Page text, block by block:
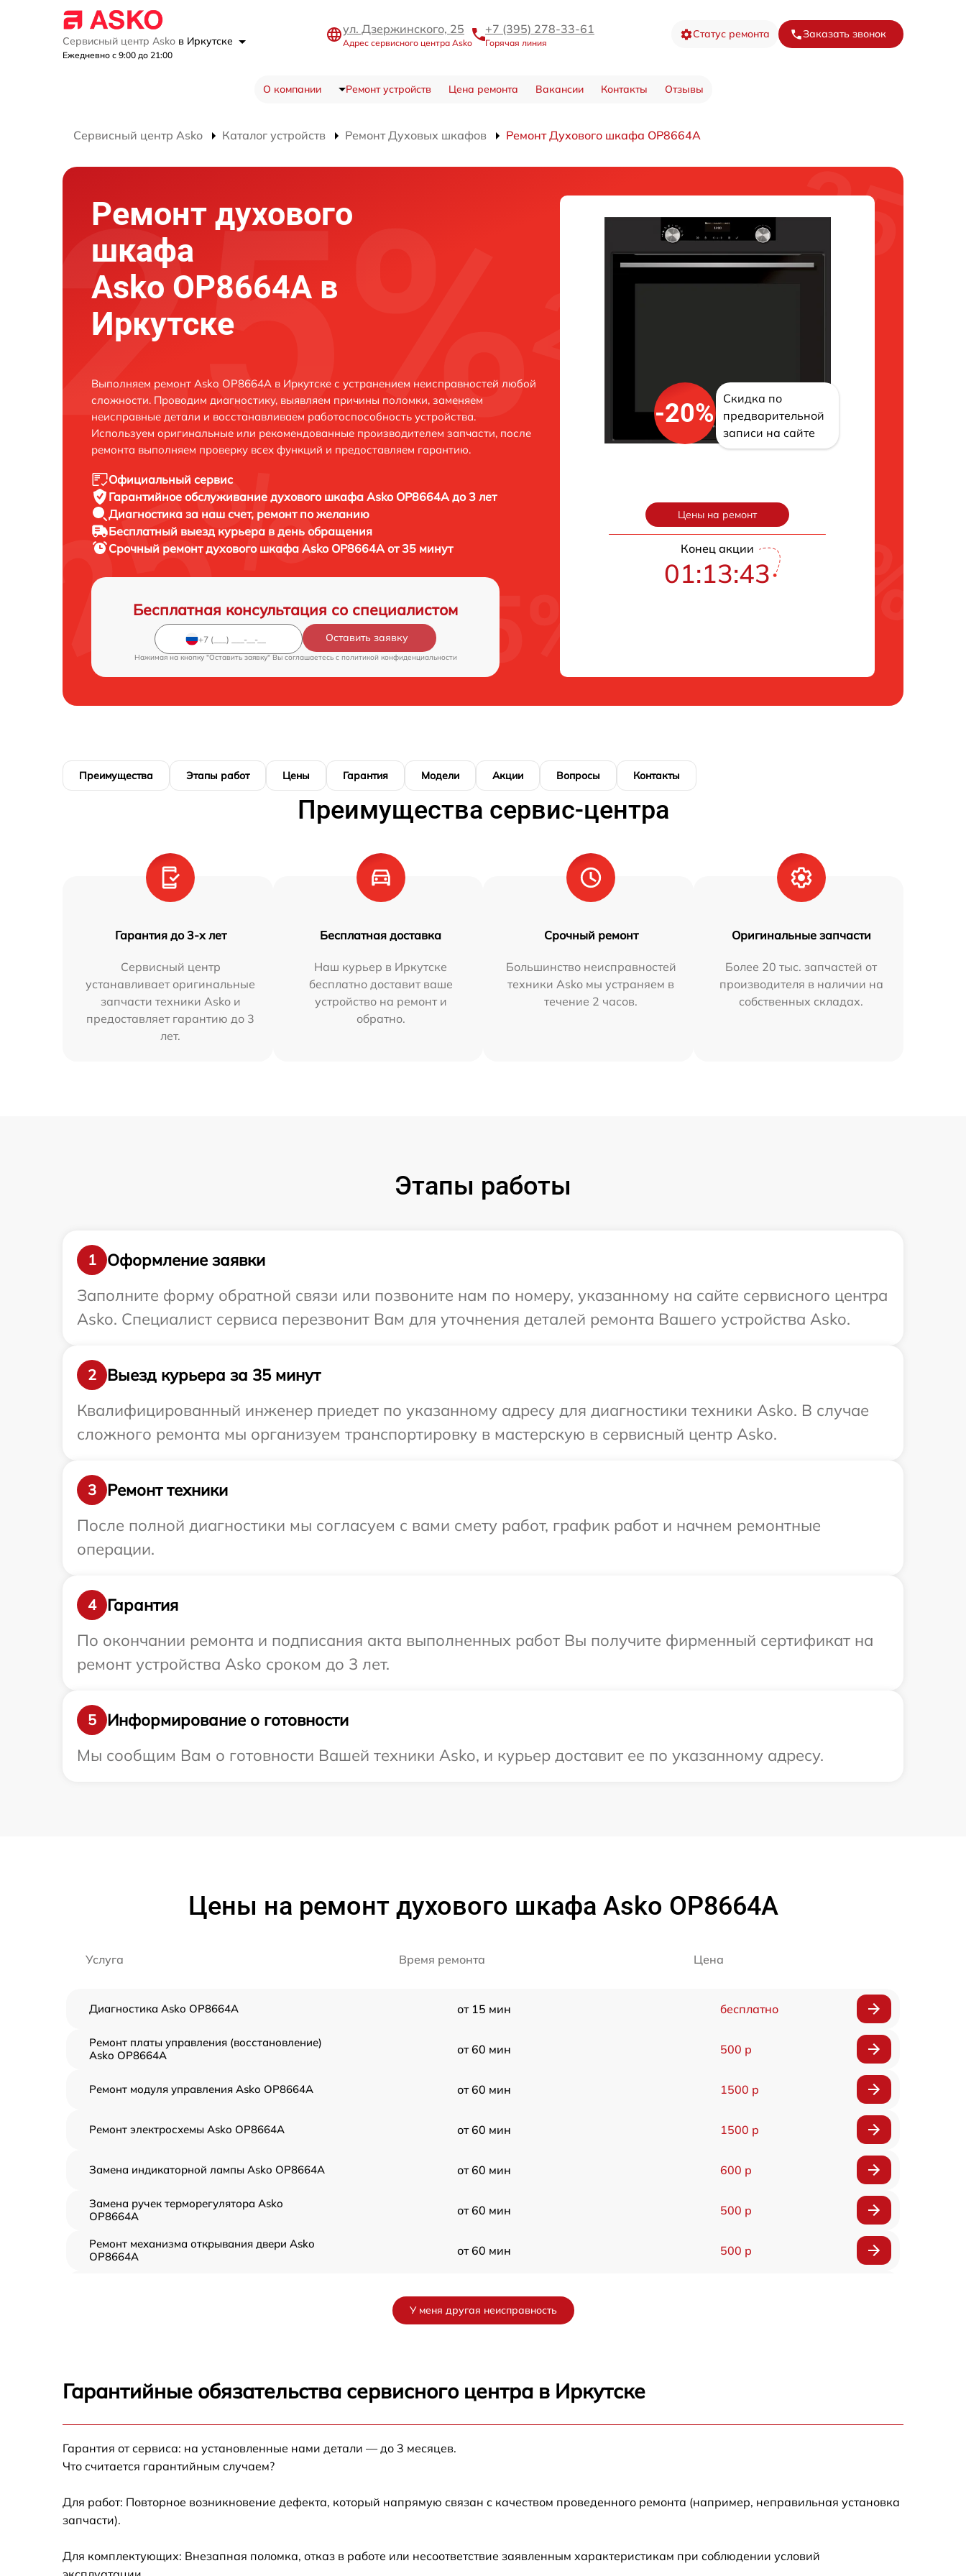
Сервисный центр Asko в Иркутске
Ежедневно с 9:00 до 21:00
ул. Дзержинского, 25
Адрес сервисного центра Asko
+7 (395) 278-33-61
Горячая линия
Статус ремонта Заказать звонок
О компании Ремонт устройств Цена ремонта Вакансии Контакты Отзывы
Сервисный центр Asko Каталог устройств Ремонт Духовых шкафов Ремонт Духового шкафа OP8664A
Ремонт духового
шкафа
Asko OP8664A в
Иркутске
Выполняем ремонт Asko OP8664A в Иркутске с устранением неисправностей любой
сложности. Проводим диагностику, выявляем причины поломки, заменяем
неисправные детали и восстанавливаем работоспособность устройства.
Используем оригинальные или рекомендованные производителем запчасти, после
ремонта выполняем проверку всех функций и предоставляем гарантию.
Официальный сервис
Гарантийное обслуживание духового шкафа Asko OP8664A до 3 лет
Диагностика за наш счет, ремонт по желанию
Бесплатный выезд курьера в день обращения
Срочный ремонтдухового шкафа Asko OP8664A от 35 минут
Бесплатная консультация со специалистом
Оставить заявку
Нажимая на кнопку "Оставить заявку" Вы соглашаетесь c политикой конфиденциальности
-20%
Скидка по
предварительной
записи на сайте
Цены на ремонт
Конец акции
01:13:42
Преимущества Этапы работ Цены Гарантия Модели Акции Вопросы Контакты
Преимущества сервис-центра
Гарантия до 3-х лет
Сервисный центр
устанавливает оригинальные
запчасти техники Asko и
предоставляет гарантию до 3
лет.
Бесплатная доставка
Наш курьер в Иркутске
бесплатно доставит ваше
устройство на ремонт и
обратно.
Срочный ремонт
Большинство неисправностей
техники Asko мы устраняем в
течение 2 часов.
Оригинальные запчасти
Более 20 тыс. запчастей от
производителя в наличии на
собственных складах.
Этапы работы
1
Оформление заявки
Заполните форму обратной связи или позвоните нам по номеру, указанному на сайте сервисного центра
Asko. Специалист сервиса перезвонит Вам для уточнения деталей ремонта Вашего устройства Asko.
2
Выезд курьера за 35 минут
Квалифицированный инженер приедет по указанному адресу для диагностики техники Asko. В случае
сложного ремонта мы организуем транспортировку в мастерскую в сервисный центр Asko.
3
Ремонт техники
После полной диагностики мы согласуем с вами смету работ, график работ и начнем ремонтные
операции.
4
Гарантия
По окончании ремонта и подписания акта выполненных работ Вы получите фирменный сертификат на
ремонт устройства Asko сроком до 3 лет.
5
Информирование о готовности
Мы сообщим Вам о готовности Вашей техники Asko, и курьер доставит ее по указанному адресу.
Цены на ремонт духового шкафа Asko OP8664A
Услуга Время ремонта Цена
Диагностика Asko OP8664A от 15 мин бесплатно
Ремонт платы управления (восстановление)
Asko OP8664A
от 60 мин 500 р
Ремонт модуля управления Asko OP8664A от 60 мин 1500 р
Ремонт электросхемы Asko OP8664A от 60 мин 1500 р
Замена индикаторной лампы Asko OP8664A от 60 мин 600 р
Замена ручек терморегулятора Asko
OP8664A
от 60 мин 500 р
Ремонт механизма открывания двери Asko
OP8664A
от 60 мин 500 р
Замена термодатчика Asko OP8664A
У меня другая неисправность
Гарантийные обязательства сервисного центра в Иркутске
Гарантия от сервиса: на установленные нами детали — до 3 месяцев.
Что считается гарантийным случаем?
Для работ: Повторное возникновение дефекта, который напрямую связан с качеством проведенного ремонта (например, неправильная установка
запчасти).
Для комплектующих: Внезапная поломка, отказ в работе или несоответствие заявленным характеристикам при соблюдении условий